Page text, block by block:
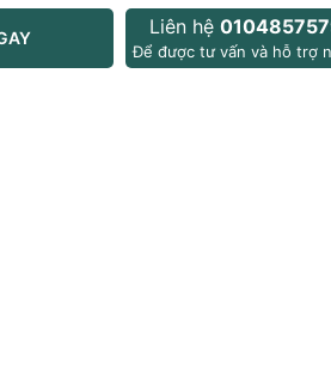
Liên hệ
Để được tư vấn và hỗ trợ